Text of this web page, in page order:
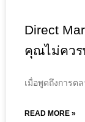
Direct
คุณไม่ควร
เมื่อพูดถึงการต
READ MORE »